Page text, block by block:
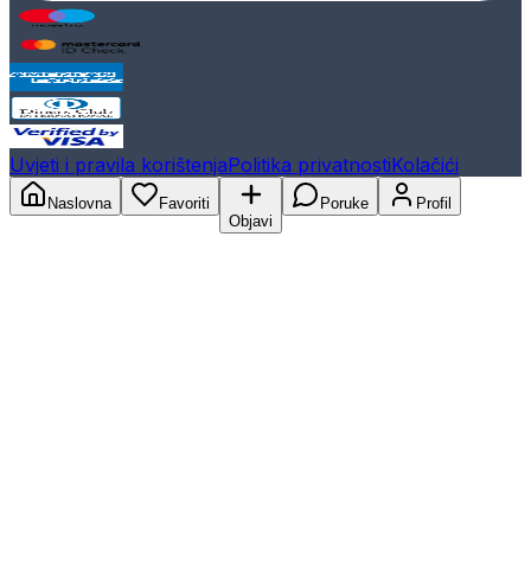
Uvjeti i pravila korištenjaPolitika privatnostiKolačići
Naslovna
Favoriti
Objavi
Poruke Profil